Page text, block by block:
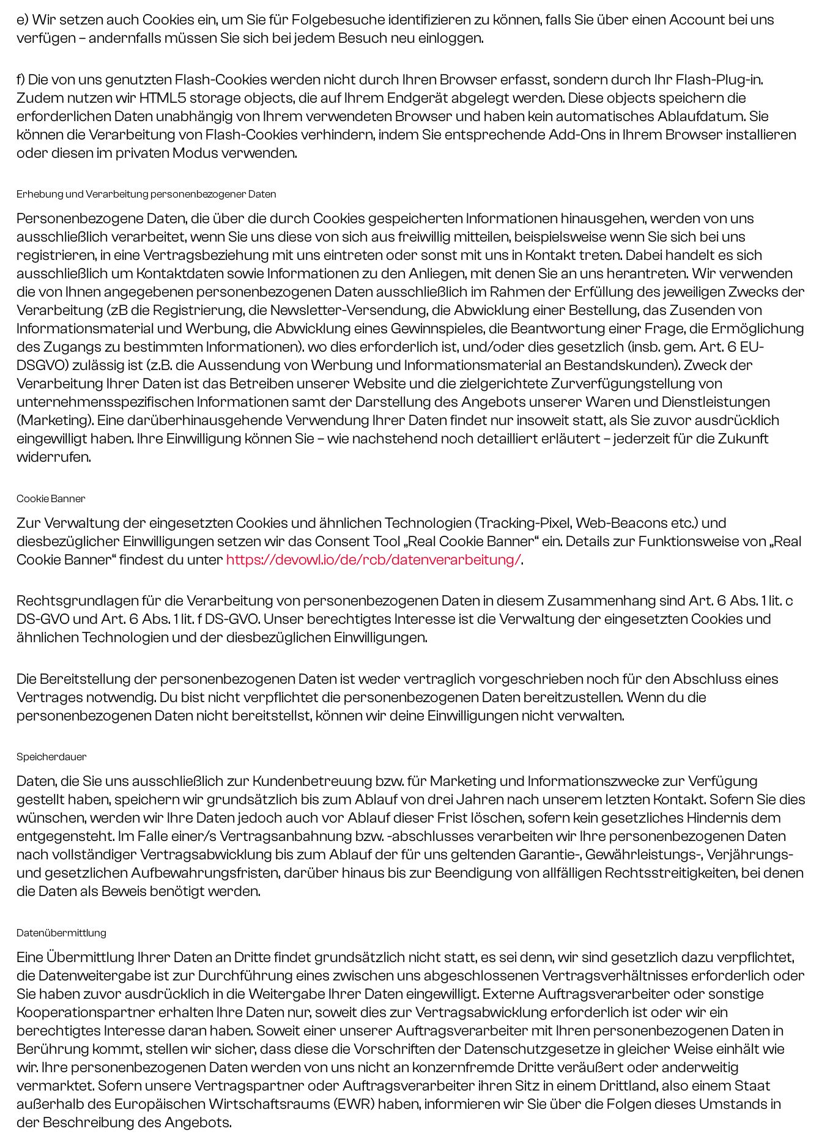
e) Wir setzen auch Cookies ein, um Sie für Folgebesuche identifizieren zu können, falls Sie über einen Account bei uns
verfügen – andernfalls müssen Sie sich bei jedem Besuch neu einloggen.
f) Die von uns genutzten Flash-Cookies werden nicht durch Ihren Browser erfasst, sondern durch Ihr Flash-Plug-in.
Zudem nutzen wir HTML5 storage objects, die auf Ihrem Endgerät abgelegt werden. Diese objects speichern die
erforderlichen Daten unabhängig von Ihrem verwendeten Browser und haben kein automatisches Ablaufdatum. Sie
können die Verarbeitung von Flash-Cookies verhindern, indem Sie entsprechende Add-Ons in Ihrem Browser installieren
oder diesen im privaten Modus verwenden.
Erhebung und Verarbeitung personenbezogener Daten
Personenbezogene Daten, die über die durch Cookies gespeicherten Informationen hinausgehen, werden von uns
ausschließlich verarbeitet, wenn Sie uns diese von sich aus freiwillig mitteilen, beispielsweise wenn Sie sich bei uns
registrieren, in eine Vertragsbeziehung mit uns eintreten oder sonst mit uns in Kontakt treten. Dabei handelt es sich
ausschließlich um Kontaktdaten sowie Informationen zu den Anliegen, mit denen Sie an uns herantreten. Wir verwenden
die von Ihnen angegebenen personenbezogenen Daten ausschließlich im Rahmen der Erfüllung des jeweiligen Zwecks der
Verarbeitung (zB die Registrierung, die Newsletter-Versendung, die Abwicklung einer Bestellung, das Zusenden von
Informationsmaterial und Werbung, die Abwicklung eines Gewinnspieles, die Beantwortung einer Frage, die Ermöglichung
des Zugangs zu bestimmten Informationen). wo dies erforderlich ist, und/oder dies gesetzlich (insb. gem. Art. 6 EU-
DSGVO) zulässig ist (z.B. die Aussendung von Werbung und Informationsmaterial an Bestandskunden). Zweck der
Verarbeitung Ihrer Daten ist das Betreiben unserer Website und die zielgerichtete Zurverfügungstellung von
unternehmensspezifischen Informationen samt der Darstellung des Angebots unserer Waren und Dienstleistungen
(Marketing). Eine darüberhinausgehende Verwendung Ihrer Daten findet nur insoweit statt, als Sie zuvor ausdrücklich
eingewilligt haben. Ihre Einwilligung können Sie – wie nachstehend noch detailliert erläutert – jederzeit für die Zukunft
widerrufen.
Cookie Banner
Zur Verwaltung der eingesetzten Cookies und ähnlichen Technologien (Tracking-Pixel, Web-Beacons etc.) und
diesbezüglicher Einwilligungen setzen wir das Consent Tool „Real Cookie Banner“ ein. Details zur Funktionsweise von „Real
Cookie Banner“ findest du unter https://devowl.io/de/rcb/datenverarbeitung/.
Rechtsgrundlagen für die Verarbeitung von personenbezogenen Daten in diesem Zusammenhang sind Art. 6 Abs. 1 lit. c
DS-GVO und Art. 6 Abs. 1 lit. f DS-GVO. Unser berechtigtes Interesse ist die Verwaltung der eingesetzten Cookies und
ähnlichen Technologien und der diesbezüglichen Einwilligungen.
Die Bereitstellung der personenbezogenen Daten ist weder vertraglich vorgeschrieben noch für den Abschluss eines
Vertrages notwendig. Du bist nicht verpflichtet die personenbezogenen Daten bereitzustellen. Wenn du die
personenbezogenen Daten nicht bereitstellst, können wir deine Einwilligungen nicht verwalten.
Speicherdauer
Daten, die Sie uns ausschließlich zur Kundenbetreuung bzw. für Marketing und Informationszwecke zur Verfügung
gestellt haben, speichern wir grundsätzlich bis zum Ablauf von drei Jahren nach unserem letzten Kontakt. Sofern Sie dies
wünschen, werden wir Ihre Daten jedoch auch vor Ablauf dieser Frist löschen, sofern kein gesetzliches Hindernis dem
entgegensteht. Im Falle einer/s Vertragsanbahnung bzw. -abschlusses verarbeiten wir Ihre personenbezogenen Daten
nach vollständiger Vertragsabwicklung bis zum Ablauf der für uns geltenden Garantie-, Gewährleistungs-, Verjährungs-
und gesetzlichen Aufbewahrungsfristen, darüber hinaus bis zur Beendigung von allfälligen Rechtsstreitigkeiten, bei denen
die Daten als Beweis benötigt werden.
Datenübermittlung
Eine Übermittlung Ihrer Daten an Dritte findet grundsätzlich nicht statt, es sei denn, wir sind gesetzlich dazu verpflichtet,
die Datenweitergabe ist zur Durchführung eines zwischen uns abgeschlossenen Vertragsverhältnisses erforderlich oder
Sie haben zuvor ausdrücklich in die Weitergabe Ihrer Daten eingewilligt. Externe Auftragsverarbeiter oder sonstige
Kooperationspartner erhalten Ihre Daten nur, soweit dies zur Vertragsabwicklung erforderlich ist oder wir ein
berechtigtes Interesse daran haben. Soweit einer unserer Auftragsverarbeiter mit Ihren personenbezogenen Daten in
Berührung kommt, stellen wir sicher, dass diese die Vorschriften der Datenschutzgesetze in gleicher Weise einhält wie
wir. Ihre personenbezogenen Daten werden von uns nicht an konzernfremde Dritte veräußert oder anderweitig
vermarktet. Sofern unsere Vertragspartner oder Auftragsverarbeiter ihren Sitz in einem Drittland, also einem Staat
außerhalb des Europäischen Wirtschaftsraums (EWR) haben, informieren wir Sie über die Folgen dieses Umstands in
der Beschreibung des Angebots.